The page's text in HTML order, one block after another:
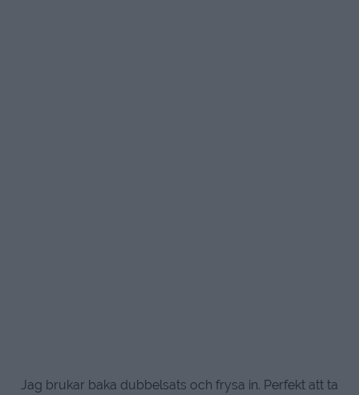
Jag brukar baka dubbelsats och frysa in. Perfekt att ta